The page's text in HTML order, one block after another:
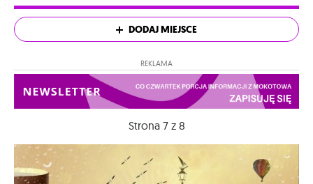
DODAJ MIEJSCE
REKLAMA
Strona 7 z 8